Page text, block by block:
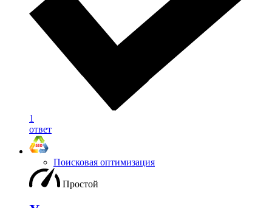
1
ответ
Поисковая оптимизация
Простой